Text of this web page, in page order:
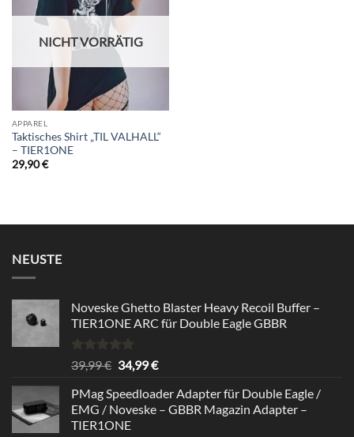
wishlist
NICHT VORRÄTIG
APPAREL
Taktisches Shirt „TIL VALHALL“
– TIER1ONE
29,90€
NEUSTE
Noveske Ghetto Blaster Heavy Recoil Buffer –
TIER1ONE ARC für Double Eagle GBBR
Rated5.00
out of 5
39,99€ Original
was:
39,99 €.
34,99€Current
is:
34,99 €.
PMag Speedloader Adapter für Double Eagle /
EMG / Noveske – GBBR Magazin Adapter –
TIER1ONE